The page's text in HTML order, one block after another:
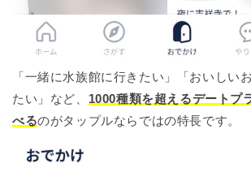
「一緒に水族館に行きたい」「おいしい
たい」など、 1000種類を超えるデートプ
べるのがタップルならではの特長です。